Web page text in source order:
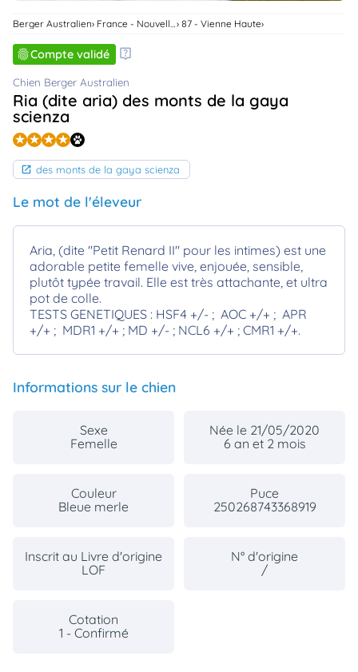
Connexion
Berger Australien France - Nouvelle-Aquitaine 87 - Vienne Haute
Compte validé
Chien Berger Australien
Ria (dite aria) des monts de la gaya
scienza
des monts de la gaya scienza
Le mot de l'éleveur
Aria, (dite "Petit Renard II" pour les intimes) est une
adorable petite femelle vive, enjouée, sensible,
plutôt typée travail. Elle est très attachante, et ultra
pot de colle.
TESTS GENETIQUES : HSF4 +/- ; AOC +/+ ; APR
+/+ ; MDR1 +/+ ; MD +/- ; NCL6 +/+ ; CMR1 +/+.
Informations sur le chien
Sexe
Femelle
Née le 21/05/2020
6 an et 2 mois
Couleur
Bleue merle
Puce
250268743368919
Inscrit au Livre d'origine
LOF
N° d'origine
/
Cotation
1 - Confirmé